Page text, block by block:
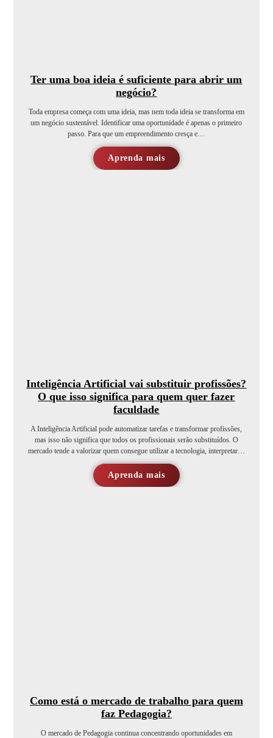
Ter uma boa ideia é suficiente para abrir um
negócio?
Toda empresa começa com uma ideia, mas nem toda ideia se transforma em
um negócio sustentável. Identificar uma oportunidade é apenas o primeiro
passo. Para que um empreendimento cresça e…
Aprenda mais
Inteligência Artificial vai substituir profissões?
O que isso significa para quem quer fazer
faculdade
A Inteligência Artificial pode automatizar tarefas e transformar profissões,
mas isso não significa que todos os profissionais serão substituídos. O
mercado tende a valorizar quem consegue utilizar a tecnologia, interpretar…
Aprenda mais
Como está o mercado de trabalho para quem
faz Pedagogia?
O mercado de Pedagogia continua concentrando oportunidades em